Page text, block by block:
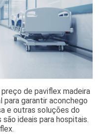
de paviflex madeira
para garantir aconchego
e outras soluções do
ideais para hospitais.